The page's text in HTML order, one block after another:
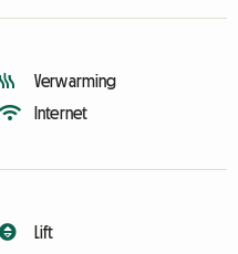
Verwarming
Internet
Lift